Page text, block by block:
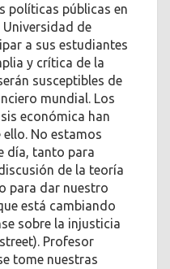
políticas públicas en
de
a sus estudiantes
y crítica de la
susceptibles de
mundial. Los
económica han
No estamos
día, tanto para
de la teoría
para dar nuestro
está cambiando
sobre la injusticia
Profesor
tome nuestras